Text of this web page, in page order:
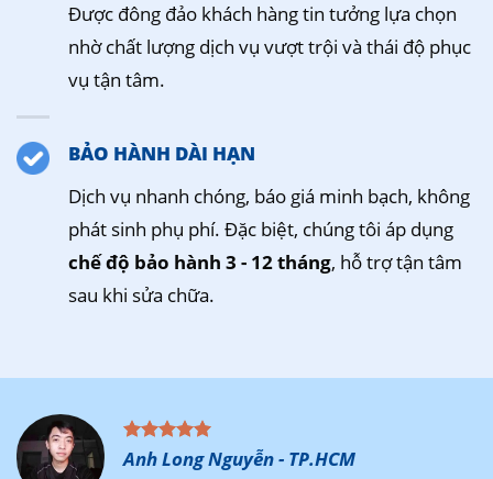
Được đông đảo khách hàng tin tưởng lựa chọn
nhờ chất lượng dịch vụ vượt trội và thái độ phục
vụ tận tâm.
BẢO HÀNH DÀI HẠN
Dịch vụ nhanh chóng, báo giá minh bạch, không
phát sinh phụ phí. Đặc biệt, chúng tôi áp dụng
chế độ bảo hành 3 - 12 tháng, hỗ trợ tận tâm
sau khi sửa chữa.
Anh Long Nguyễn - TP.HCM